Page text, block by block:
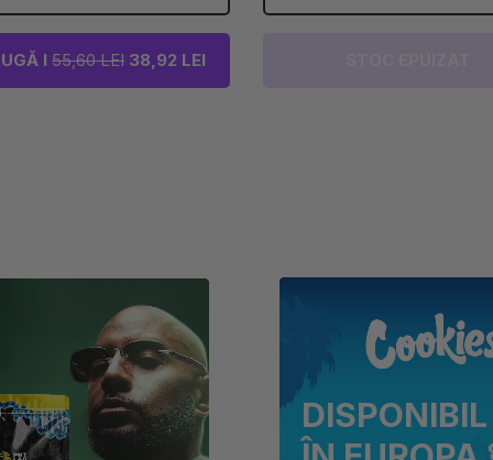
I55,60 LEI 38,92 LEI
DISPONIBIL